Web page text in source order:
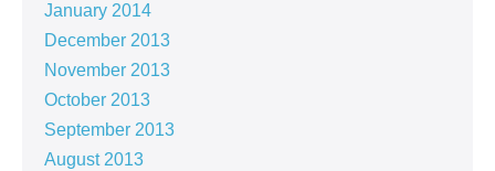
January 2014
December 2013
November 2013
October 2013
September 2013
August 2013